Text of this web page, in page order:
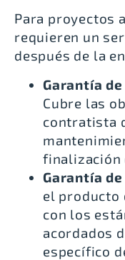
Para proyectos
requieren un
después de la
Garantía
Cubre las
contratista
finalización
Garantía
el producto
con los
acordados
específico